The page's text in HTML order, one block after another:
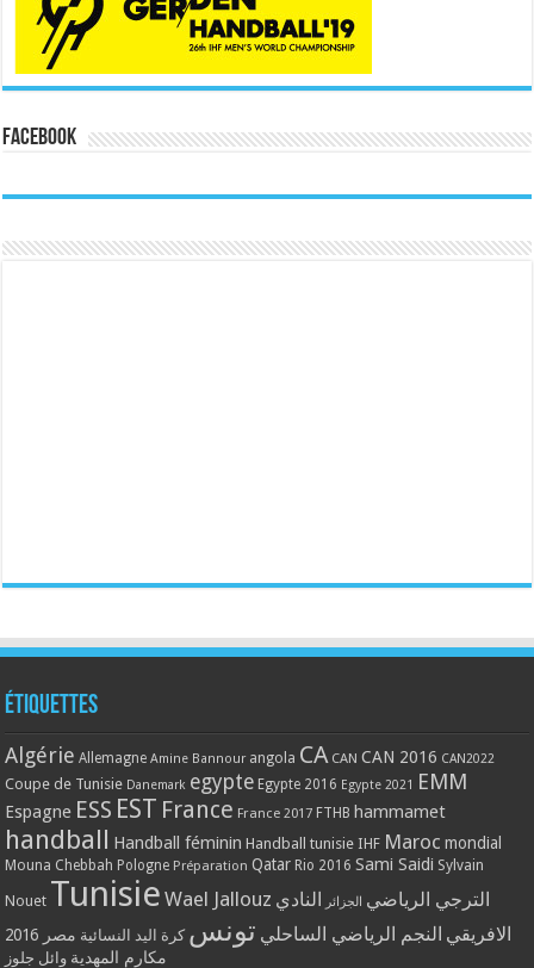
Facebook
Étiquettes
Algérie Allemagne Amine Bannour angola CA CAN CAN 2016 CAN2022
Coupe de Tunisie Danemark egypte Egypte 2016 Egypte 2021 EMM
Espagne ESS EST France France 2017 FTHB hammamet
handball Handball féminin Handball tunisie IHF Maroc mondial
Mouna Chebbah Pologne Préparation Qatar Rio 2016 Sami Saidi Sylvain
Nouet Tunisie Wael Jallouz الترجي الرياضي الجزائر النادي
الافريقي النجم الرياضي الساحلي تونس كرة اليد النسائية مصر 2016
مكارم المهدية وائل جلوز